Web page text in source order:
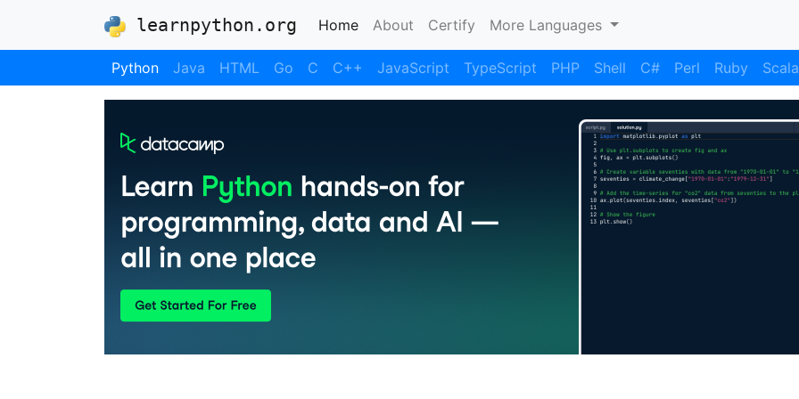
learnpython.org Home(current)
About Certify More Languages
Python Java HTML Go C C++ JavaScript TypeScript PHP Shell C# Perl Ruby Scala